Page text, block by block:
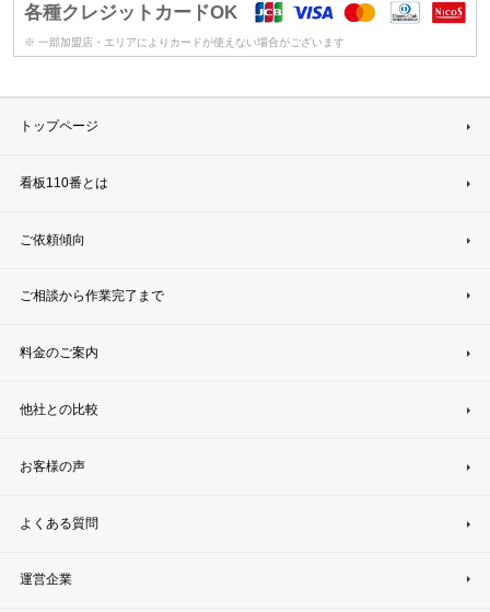
各種クレジットカードOK
※ 一部加盟店・エリアによりカードが使えない場合がございます
トップページ
看板110番とは
ご依頼傾向
ご相談から作業完了まで
料金のご案内
他社との比較
お客様の声
よくある質問
運営企業